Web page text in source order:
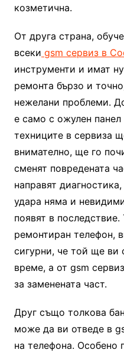
козметична.
От друга страна,
всеки gsm сервиз в
инструменти и имат
ремонта бързо и
нежелани проблеми.
е само с ожулен панел
техниците в сервиза
внимателно, ще го
сменят повредената
направят
удара няма и
появят в последствие.
ремонтиран телефон,
сигурни, че той ще
време, а от gsm
за заменената част.
Друг също толкова
може да ви отведе в
на телефона. Особено